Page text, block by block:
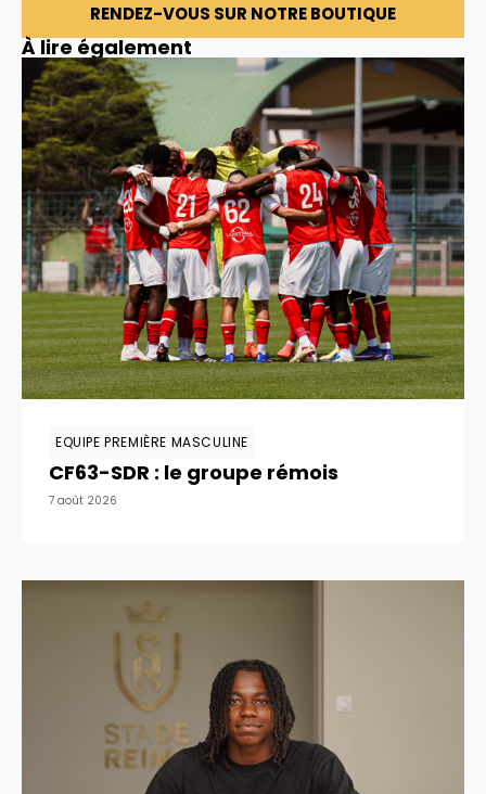
RENDEZ-VOUS SUR NOTRE BOUTIQUE
À lire également
EQUIPE PREMIÈRE MASCULINE
CF63-SDR : le groupe rémois
7 août 2026